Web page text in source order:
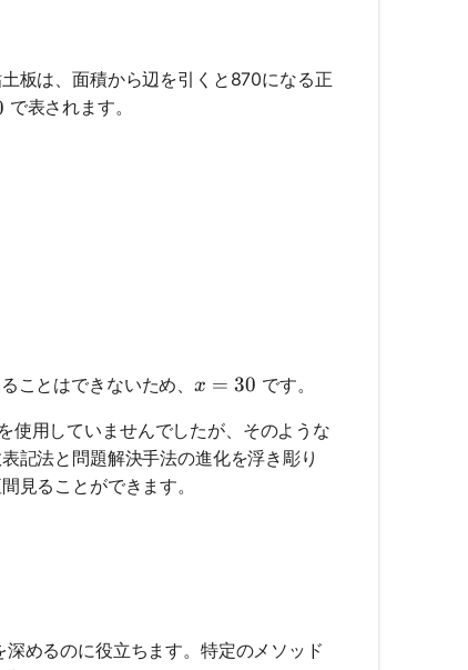
板は、面積から辺を引くと870になる正
で表されます。
0
= 0
ことはできないため、x = 30
x = 30 です。
使用していませんでしたが、そのような
記法と問題解決手法の進化を浮き彫り
見ることができます。
めるのに役立ちます。特定のメソッド